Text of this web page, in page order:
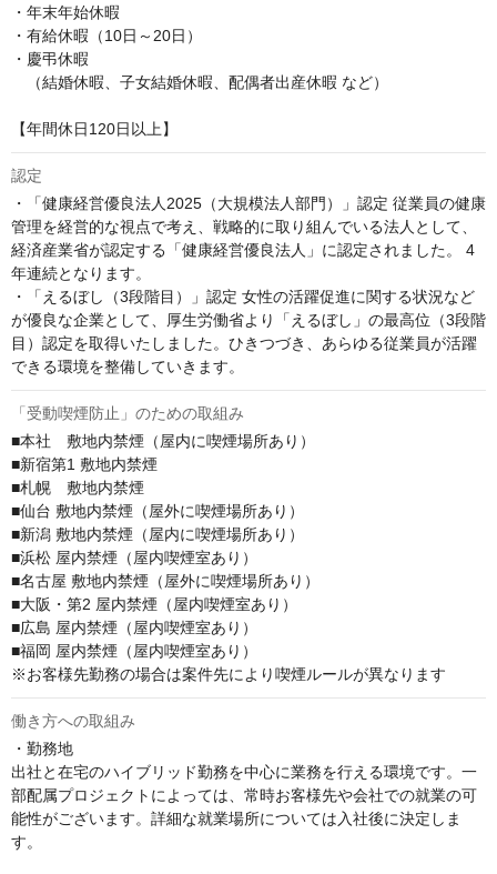
・年末年始休暇
・有給休暇（10日～20日）
・慶弔休暇
（結婚休暇、子女結婚休暇、配偶者出産休暇 など）
【年間休日120日以上】
認定
・「健康経営優良法人2025（大規模法人部門）」認定 従業員の健康
管理を経営的な視点で考え、戦略的に取り組んでいる法人として、
経済産業省が認定する「健康経営優良法人」に認定されました。 4
年連続となります。
・「えるぼし（3段階目）」認定 女性の活躍促進に関する状況など
が優良な企業として、厚生労働省より「えるぼし」の最高位（3段階
目）認定を取得いたしました。ひきつづき、あらゆる従業員が活躍
できる環境を整備していきます。
「受動喫煙防止」のための取組み
■本社　敷地内禁煙（屋内に喫煙場所あり）
■新宿第1 敷地内禁煙
■札幌　敷地内禁煙
■仙台 敷地内禁煙（屋外に喫煙場所あり）
■新潟 敷地内禁煙（屋内に喫煙場所あり）
■浜松 屋内禁煙（屋内喫煙室あり）
■名古屋 敷地内禁煙（屋外に喫煙場所あり）
■大阪・第2 屋内禁煙（屋内喫煙室あり）
■広島 屋内禁煙（屋内喫煙室あり）
■福岡 屋内禁煙（屋内喫煙室あり）
※お客様先勤務の場合は案件先により喫煙ルールが異なります
働き方への取組み
・勤務地
出社と在宅のハイブリッド勤務を中心に業務を行える環境です。一
部配属プロジェクトによっては、常時お客様先や会社での就業の可
能性がございます。詳細な就業場所については入社後に決定しま
す。